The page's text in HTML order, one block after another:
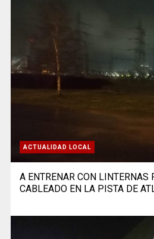
ACTUALIDAD LOCAL
A ENTRENAR CON LINTERNAS
CABLEADO EN LA PISTA DE